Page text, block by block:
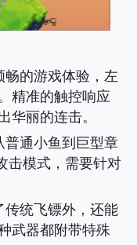
畅的游戏体验，左
精准的触控响应
华丽的连击。
普通小鱼到巨型章
击模式，需要针对
传统飞镖外，还能
武器都附带特殊